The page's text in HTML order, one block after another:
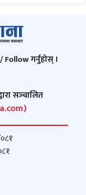
Follow गर्नुहोस् ।
सञ्‍चालित